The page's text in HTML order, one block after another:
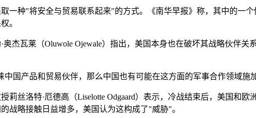
一种"将安全与贸易联系起来"的方式。《南华早报》称，其中的一
。
杰瓦莱（Oluwole Ojewale）指出，美国本身也在破坏其战略伙伴
国产品和贸易伙伴，那么中国也有可能在这方面的军事合作领域施
莉丝洛特·厄德高（Liselotte Odgaard）表示，冷战结束后，美国和
战略接触日益增多，美国认为这构成了"威胁"。